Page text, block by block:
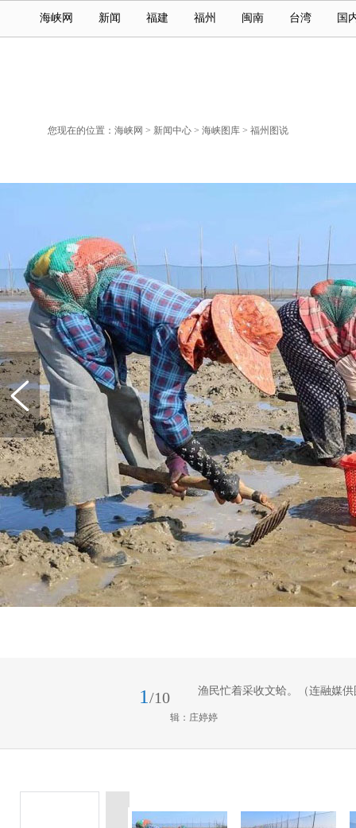
海峡网 新闻 福建 福州 闽南 台湾 国
您现在的位置： 海峡网 > 新闻中心 > 海峡图库 > 福州图说
1 /10 渔民忙着采收文蛤。（连融媒供
辑：庄婷婷